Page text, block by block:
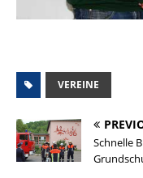
VEREINE
Schnelle